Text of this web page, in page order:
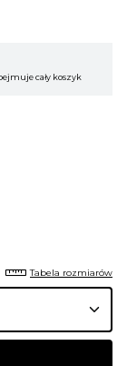
Rabat dotyczy
Tabela rozmiarów